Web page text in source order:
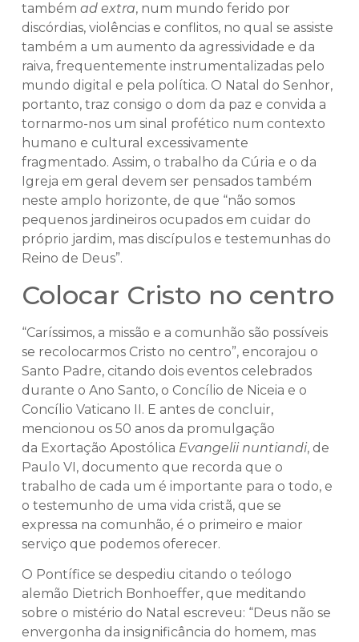
também ad extra, num mundo ferido por
discórdias, violências e conflitos, no qual se assiste
também a um aumento da agressividade e da
raiva, frequentemente instrumentalizadas pelo
mundo digital e pela política. O Natal do Senhor,
portanto, traz consigo o dom da paz e convida a
tornarmo-nos um sinal profético num contexto
humano e cultural excessivamente
fragmentado. Assim, o trabalho da Cúria e o da
Igreja em geral devem ser pensados também
neste amplo horizonte, de que “não somos
pequenos jardineiros ocupados em cuidar do
próprio jardim, mas discípulos e testemunhas do
Reino de Deus”.
Colocar Cristo no centro
“Caríssimos, a missão e a comunhão são possíveis
se recolocarmos Cristo no centro”, encorajou o
Santo Padre, citando dois eventos celebrados
durante o Ano Santo, o Concílio de Niceia e o
Concílio Vaticano II. E antes de concluir,
mencionou os 50 anos da promulgação
da Exortação Apostólica Evangelii nuntiandi, de
Paulo VI, documento que recorda que o
trabalho de cada um é importante para o todo, e
o testemunho de uma vida cristã, que se
expressa na comunhão, é o primeiro e maior
serviço que podemos oferecer.
O Pontífice se despediu citando o teólogo
alemão Dietrich Bonhoeffer, que meditando
sobre o mistério do Natal escreveu: “Deus não se
envergonha da insignificância do homem, mas